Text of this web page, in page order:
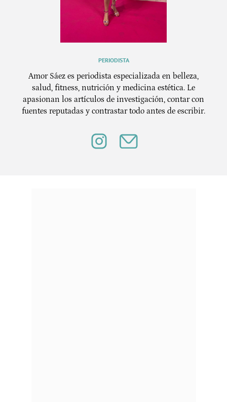
PERIODISTA
Amor Sáez es periodista especializada en belleza,
salud, fitness, nutrición y medicina estética. Le
apasionan los artículos de investigación, contar con
fuentes reputadas y contrastar todo antes de escribir.